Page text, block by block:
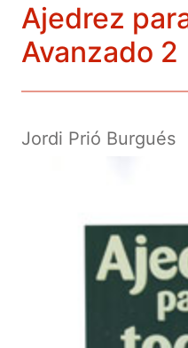
Ajedrez
Avanzado 2
Jordi Prió Burgués